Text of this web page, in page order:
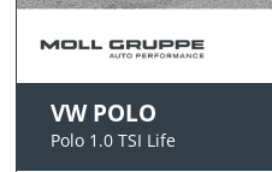
VW POLO
Polo 1.0 TSI Life